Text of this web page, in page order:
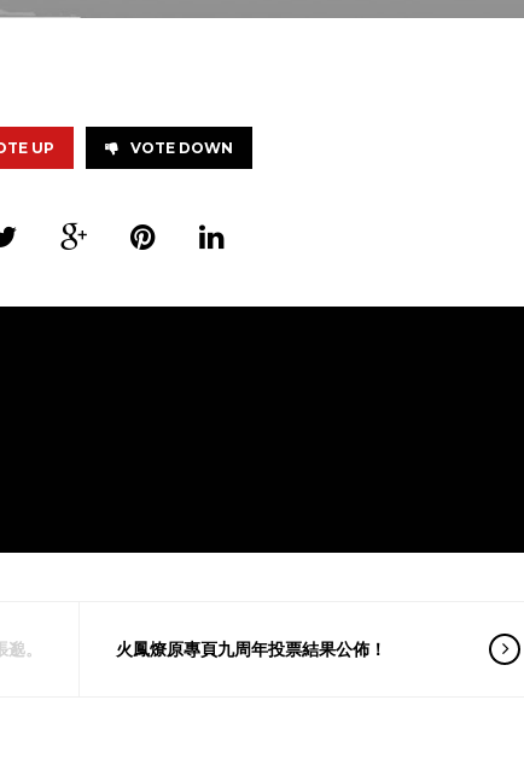
UP VOTE DOWN
。 火鳳燎原專頁九周年投票結果公佈！